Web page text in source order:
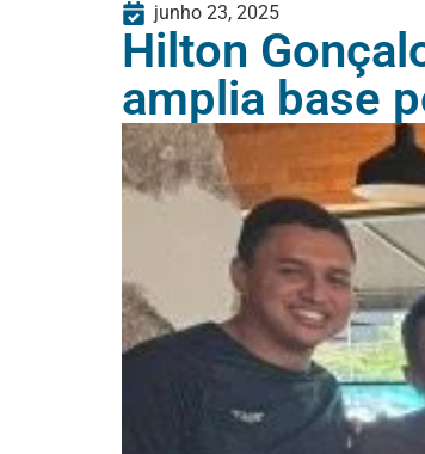
junho 23, 2025
Hilton
amplia base